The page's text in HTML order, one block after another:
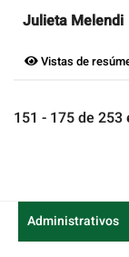
Julieta Melendi
Vistas de
151 - 175 de
Administrativos